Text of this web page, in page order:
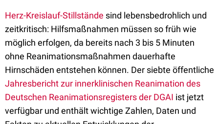
Herz-Kreislauf-Stillstände sind lebensbedrohlich und
zeitkritisch: Hilfsmaßnahmen müssen so früh wie
möglich erfolgen, da bereits nach 3 bis 5 Minuten
ohne Reanimationsmaßnahmen dauerhafte
Hirnschäden entstehen können. Der siebte öffentliche
Jahresbericht zur innerklinischen Reanimation des
Deutschen Reanimationsregisters der DGAI ist jetzt
verfügbar und enthält wichtige Zahlen, Daten und